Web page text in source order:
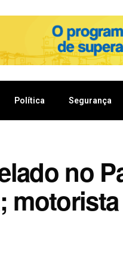
Política Segurança
no